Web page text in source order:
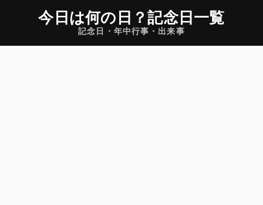
今日は何の日 ？記念日一覧
記念日・年中行事・出来事